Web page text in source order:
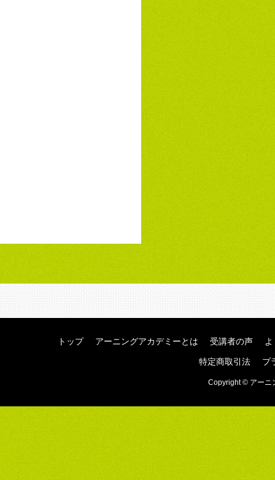
トップ アーニングアカデミーとは 受講者の声
特定商取引法 プ
Copyright © アーニ